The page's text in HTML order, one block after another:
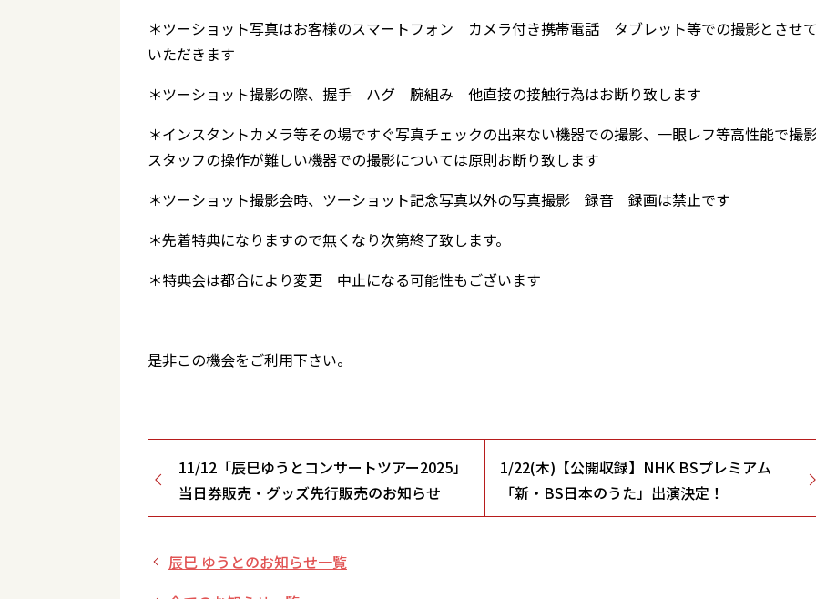
＊ツーショット写真はお客様のスマートフォン カメラ付き携帯電話 タブレット等での撮影とさせて
いただきます
＊ツーショット撮影の際、握手 ハグ 腕組み 他直接の接触行為はお断り致します
＊インスタントカメラ等その場ですぐ写真チェックの出来ない機器での撮影、一眼レフ等高性能で撮
スタッフの操作が難しい機器での撮影については原則お断り致します
＊ツーショット撮影会時、ツーショット記念写真以外の写真撮影 録音 録画は禁止です
＊先着特典になりますので無くなり次第終了致します。
＊特典会は都合により変更 中止になる可能性もございます
是非この機会をご利用下さい。
11/12「辰巳ゆうとコンサートツアー2025」
当日券販売・グッズ先行販売のお知らせ
1/22(木)【公開収録】NHK BSプレミアム
「新・BS日本のうた」出演決定！
辰巳 ゆうとのお知らせ一覧